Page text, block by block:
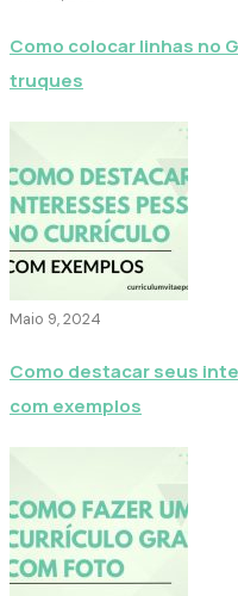
Como colocar linhas no
truques
Maio 9, 2024
Como destacar seus
com exemplos